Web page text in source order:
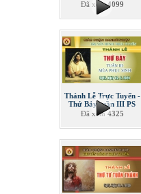
Đã xem4099
Thánh Lễ Trực Tuyến -
Thứ Bảy tuần III PS
Đã xem4325